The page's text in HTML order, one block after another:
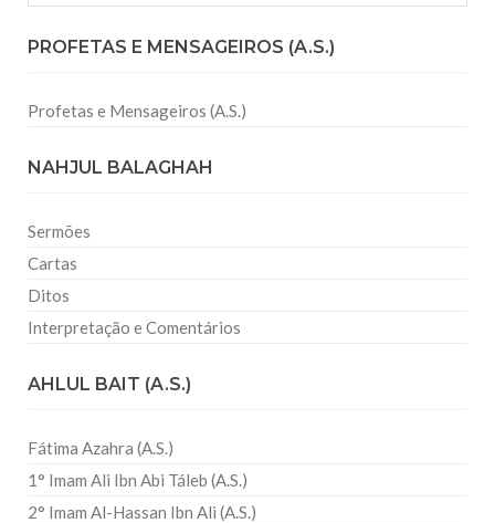
PROFETAS E MENSAGEIROS (A.S.)
Profetas e Mensageiros (A.S.)
NAHJUL BALAGHAH
Sermões
Cartas
Ditos
Interpretação e Comentários
AHLUL BAIT (A.S.)
Fátima Azahra (A.S.)
1° Imam Ali Ibn Abi Táleb (A.S.)
2° Imam Al-Hassan Ibn Ali (A.S.)